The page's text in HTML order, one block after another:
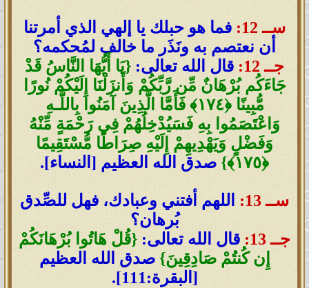
ســ 12:
فما هو حبلك يا إلهي الذي أمرتنا
أن نعتصم به ونَذَر ما خالف لمُحكمه؟
جــ 12:
قال الله تعالى: {يَا أَيُّهَا النَّاسُ قَدْ
جَاءَكُم بُرْهَانٌ مِّن رَّبِّكُمْ وَأَنزَلْنَا إِلَيْكُمْ نُورًا
مُّبِينًا ﴿١٧٤﴾ فَأَمَّا الَّذِينَ آمَنُوا بِاللَّـهِ
وَاعْتَصَمُوا بِهِ فَسَيُدْخِلُهُمْ فِي رَحْمَةٍ مِّنْهُ
وَفَضْلٍ وَيَهْدِيهِمْ إِلَيْهِ صِرَاطًا مُّسْتَقِيمًا
﴿١٧٥﴾}
صدق الله العظيم [النساء].
ســ 13:
اللهم أفتني وعبادك، فهل للصِّدق
بُرهان؟
جــ 13:
قال الله تعالى: {قُلْ هَاتُوا بُرْهَانَكُمْ
إِن كُنتُمْ صَادِقِينَ} صدق الله العظيم
[البقرة:111].